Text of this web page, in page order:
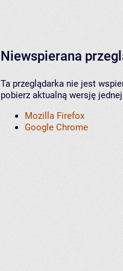
Niewspierana
Ta przeglądarka nie jest
pobierz aktualną wersję
Mozilla Firefox
Google Chrome